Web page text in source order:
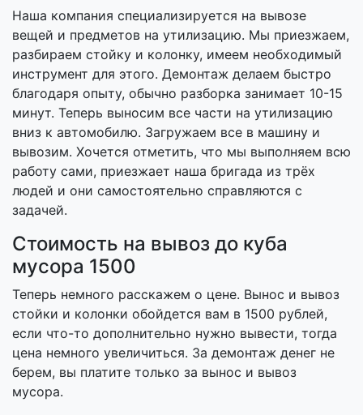
Наша компания специализируется на вывозе
вещей и предметов на утилизацию. Мы приезжаем,
разбираем стойку и колонку, имеем необходимый
инструмент для этого. Демонтаж делаем быстро
благодаря опыту, обычно разборка занимает 10-15
минут. Теперь выносим все части на утилизацию
вниз к автомобилю. Загружаем все в машину и
вывозим. Хочется отметить, что мы выполняем всю
работу сами, приезжает наша бригада из трёх
людей и они самостоятельно справляются с
задачей.
Стоимость на вывоз до куба
мусора 1500
Теперь немного расскажем о цене. Вынос и вывоз
стойки и колонки обойдется вам в 1500 рублей,
если что-то дополнительно нужно вывести, тогда
цена немного увеличиться. За демонтаж денег не
берем, вы платите только за вынос и вывоз
мусора.